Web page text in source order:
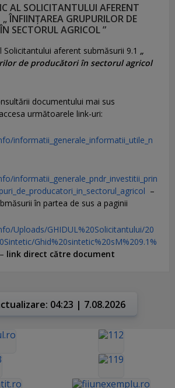
AL SOLICITANTULUI AFERENT
ÎNFIINȚAREA GRUPURILOR DE
SECTORUL AGRICOL ”
Solicitantului aferent submăsurii 9.1 „
de producători în sectorul agricol
documentului mai sus
următoarele link-uri:
informatii_generale_informatii_utile_n
informatii_generale_pndr_investitii_prin
–
în partea de sus a paginii
Uploads/GHIDUL%20Solicitantului/20
Ghid%20sintetic%20sM%209.1%
link direct către document
04:23 | 7.08.2026